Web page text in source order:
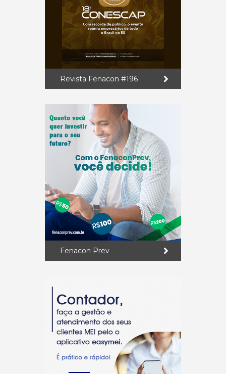
Revista Fenacon #196
Fenacon Prev